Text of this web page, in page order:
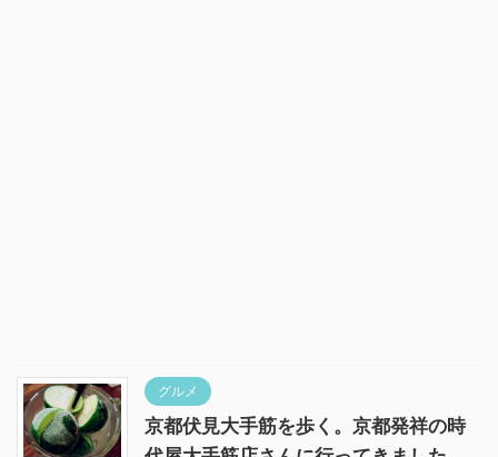
グルメ
京都伏見大手筋を歩く。京都発祥の時